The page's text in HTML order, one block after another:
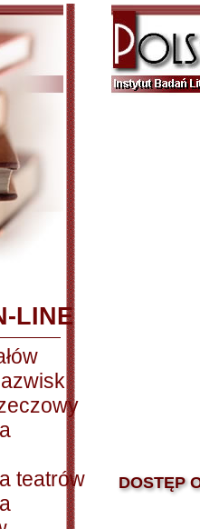
LINE
teatrów
DOSTĘP